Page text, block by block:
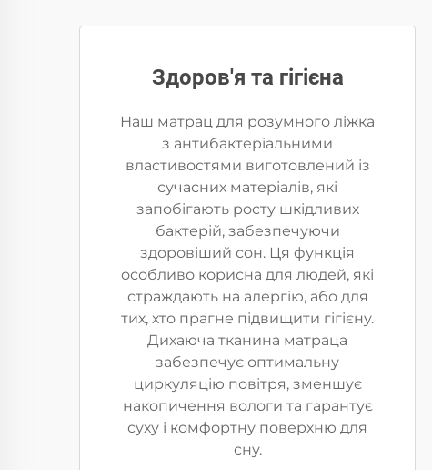
Здоров'я та гігієна
Наш матрац для розумного ліжка
з антибактеріальними
властивостями виготовлений із
сучасних матеріалів, які
запобігають росту шкідливих
бактерій, забезпечуючи
здоровіший сон. Ця функція
особливо корисна для людей, які
страждають на алергію, або для
тих, хто прагне підвищити гігієну.
Дихаюча тканина матраца
забезпечує оптимальну
циркуляцію повітря, зменшує
накопичення вологи та гарантує
суху і комфортну поверхню для
сну.